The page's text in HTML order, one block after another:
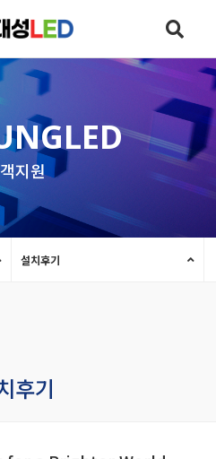
지원
설치후기
후기